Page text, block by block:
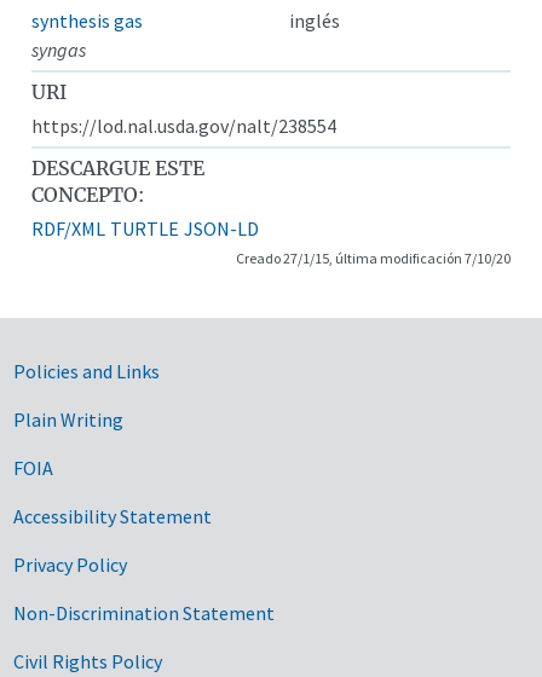
synthesis gas
inglés
syngas
URI
https://lod.nal.usda.gov/nalt/238554
DESCARGUE ESTE
CONCEPTO:
RDF/XML TURTLE JSON-LD
Creado 27/1/15, última modificación 7/10/20
Government Links
Policies and Links
Plain Writing
FOIA
Accessibility Statement
Privacy Policy
Non-Discrimination Statement
Civil Rights Policy